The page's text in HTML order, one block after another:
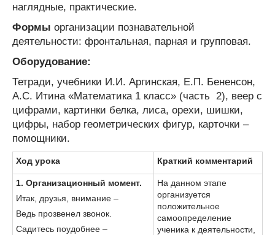
наглядные, практические.
Формы организации познавательной
деятельности: фронтальная, парная и групповая.
Оборудование:
Тетради, учебники И.И. Аргинская, Е.П. Бененсон,
А.С. Итина «Математика 1 класс» (часть 2), веер с
цифрами, картинки белка, лиса, орехи, шишки,
цифры, набор геометрических фигур, карточки –
помощники.
Ход урока Краткий комментарий
1. Организационный момент.
Итак, друзья, внимание –
Ведь прозвенел звонок.
Садитесь поудобнее –
На данном этапе
организуется
положительное
самоопределение
ученика к деятельности,